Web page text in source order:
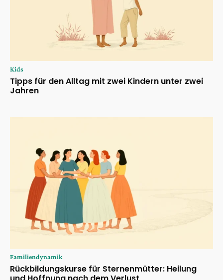
Kids
Tipps für den Alltag mit zwei Kindern unter zwei
Jahren
Familiendynamik
Rückbildungskurse für Sternenmütter: Heilung